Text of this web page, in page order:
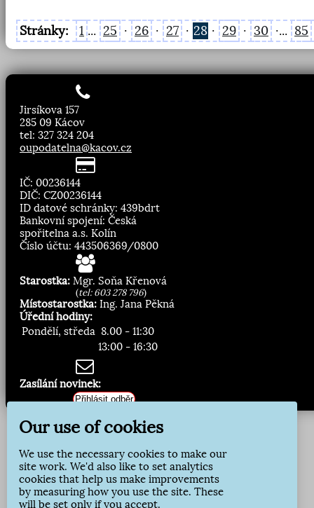
Stránky: 1 ... 25 · 26 · 27 · 28 · 29 · 30 ·... 85
Jirsíkova 157
285 09 Kácov
tel: 327 324 204
oupodatelna@kacov.cz
IČ: 00236144
DIČ: CZ00236144
ID datové schránky: 439bdrt
Bankovní spojení: Česká
spořitelna a.s. Kolín
Číslo účtu: 443506369/0800
Starostka: Mgr. Soňa Křenová
(tel: 603 278 796)
Místostarostka: Ing. Jana Pěkná
Úřední hodiny:
Pondělí, středa 8.00 - 11:30
13:00 - 16:30
Zasílání novinek:
Přihlásit odběr
Our use of cookies
We use the necessary cookies to make our
site work. We'd also like to set analytics
cookies that help us make improvements
by measuring how you use the site. These
will be set only if you accept.